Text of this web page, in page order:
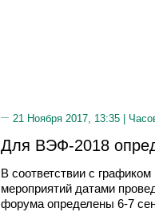
21 Ноября 2017, 13:35 |
Для ВЭФ-2018
В соответствии с
мероприятий датами
форума определены 6-7